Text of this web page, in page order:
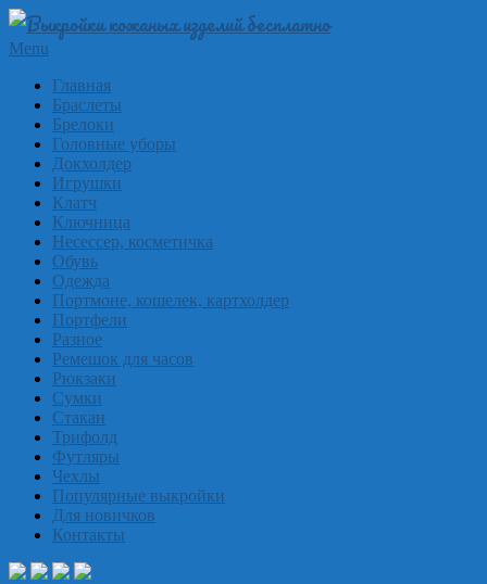
Skip
content
Выкройки
кожи
бесплатно
Skinpat
Primary
Menu
Menu
Главная
Браслеты
Брелоки
Головные уборы
Докхолдер
Игрушки
Клатч
Ключница
Несессер, косметичка
Обувь
Одежда
Портмоне, кошелек, картхолдер
Портфели
Разное
Ремешок для часов
Рюкзаки
Сумки
Стакан
Трифолд
Футляры
Чехлы
Популярные выкройки
Для новичков
Контакты